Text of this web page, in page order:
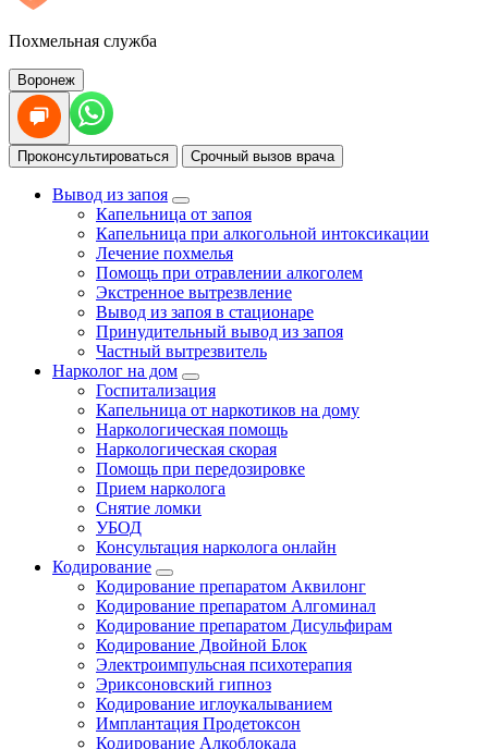
Похмельная служба
Воронеж
Проконсультироваться Срочный вызов врача
Вывод из запоя
Капельница от запоя
Капельница при алкогольной интоксикации
Лечение похмелья
Помощь при отравлении алкоголем
Экстренное вытрезвление
Вывод из запоя в стационаре
Принудительный вывод из запоя
Частный вытрезвитель
Нарколог на дом
Госпитализация
Капельница от наркотиков на дому
Наркологическая помощь
Наркологическая скорая
Помощь при передозировке
Прием нарколога
Снятие ломки
УБОД
Консультация нарколога онлайн
Кодирование
Кодирование препаратом Аквилонг
Кодирование препаратом Алгоминал
Кодирование препаратом Дисульфирам
Кодирование Двойной Блок
Электроимпульсная психотерапия
Эриксоновский гипноз
Кодирование иглоукалыванием
Имплантация Продетоксон
Кодирование Алкоблокада